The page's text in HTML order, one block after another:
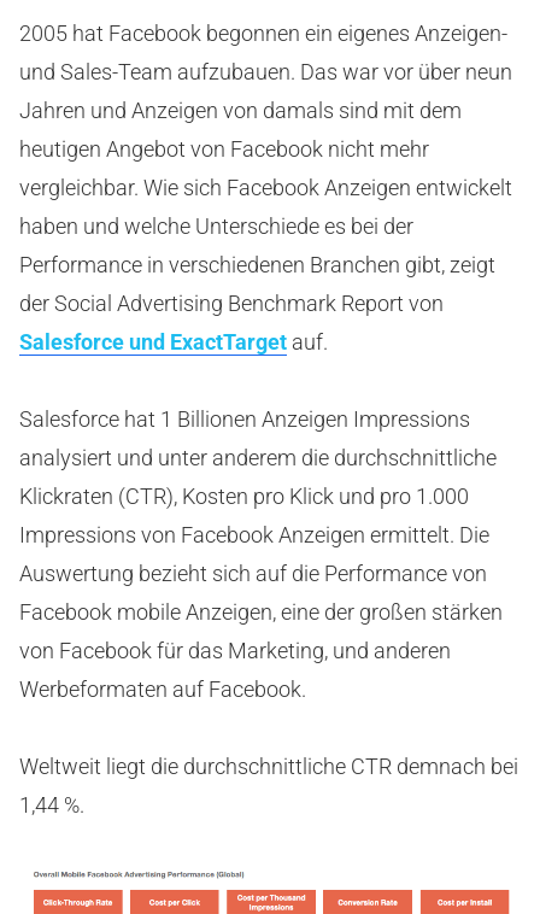
2005 hat Facebook begonnen ein eigenes Anzeigen-
und Sales-Team aufzubauen. Das war vor über neun
Jahren und Anzeigen von damals sind mit dem
heutigen Angebot von Facebook nicht mehr
vergleichbar. Wie sich Facebook Anzeigen entwickelt
haben und welche Unterschiede es bei der
Performance in verschiedenen Branchen gibt, zeigt
der Social Advertising Benchmark Report von
Salesforce und ExactTarget auf.
Salesforce hat 1 Billionen Anzeigen Impressions
analysiert und unter anderem die durchschnittliche
Klickraten (CTR), Kosten pro Klick und pro 1.000
Impressions von Facebook Anzeigen ermittelt. Die
Auswertung bezieht sich auf die Performance von
Facebook mobile Anzeigen, eine der großen stärken
von Facebook für das Marketing, und anderen
Werbeformaten auf Facebook.
Weltweit liegt die durchschnittliche CTR demnach bei
1,44 %.